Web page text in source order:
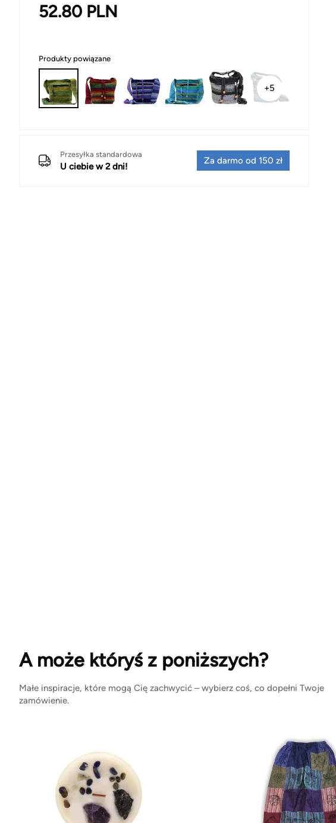
52.80 PLN
Produkty powiązane
+5
Przesyłka standardowa
U ciebie w 2 dni!
Za darmo od 150 zł
A może któryś z poniższych?
Małe inspiracje, które mogą Cię zachwycić – wybierz coś, co dopełni Twoje
zamówienie.